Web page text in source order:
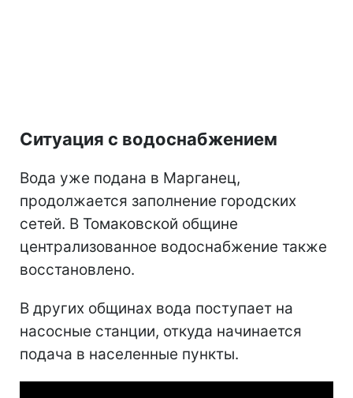
Ситуация с водоснабжением
Вода уже подана в Марганец,
продолжается заполнение городских
сетей. В Томаковской общине
централизованное водоснабжение также
восстановлено.
В других общинах вода поступает на
насосные станции, откуда начинается
подача в населенные пункты.